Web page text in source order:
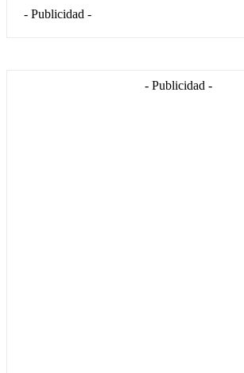
- Publicidad -
- Publicidad -